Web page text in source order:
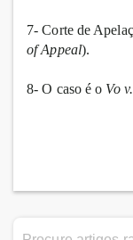
7- Corte de
of Appeal).
8- O caso é o Vo